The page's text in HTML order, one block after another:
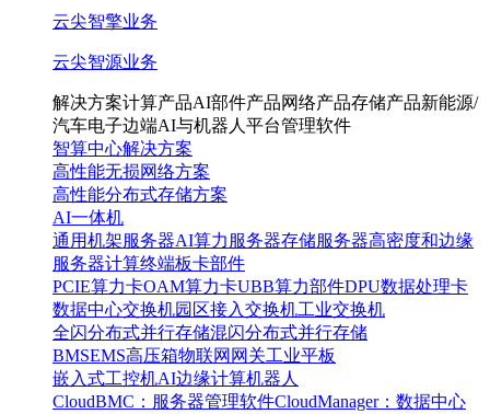
云尖智擎业务
云尖智源业务
解决方案计算产品AI部件产品网络产品存储产品新能源/
汽车电子边端AI与机器人 平台管理软件
智算中心解决方案
高性能无损网络方案
高性能分布式存储方案
AI一体机
通用机架服务器AI算力服务器存储服务器高密度和边缘
服务器计算终端板卡部件
PCIE算力卡OAM算力卡UBB算力部件DPU数据处理卡
数据中心交换机园区接入交换机工业交换机
全闪分布式并行存储混闪分布式并行存储
BMSEMS高压箱物联网网关工业平板
嵌入式工控机AI边缘计算机器人
CloudBMC：服务器管理软件CloudManager：数据中心